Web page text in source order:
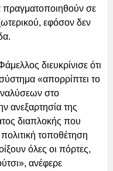
πραγματοποιηθούν σε
εφόσον δεν
διευκρίνισε ότι
«απορρίπτει το
στο
ανεξαρτησία της
διαπλοκής που
τοποθέτηση
όλες οι πόρτες,
ανέφερε